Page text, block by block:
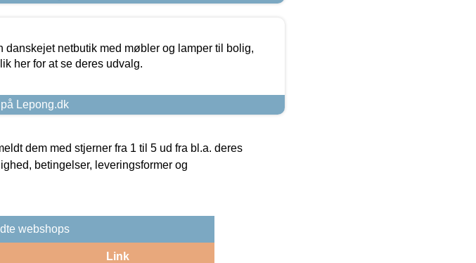
danskejet netbutik med møbler og lamper til bolig,
her for at se deres udvalg.
Lepong.dk
dem med stjerner fra 1 til 5 ud fra bl.a. deres
betingelser, leveringsformer og
webshops
Link